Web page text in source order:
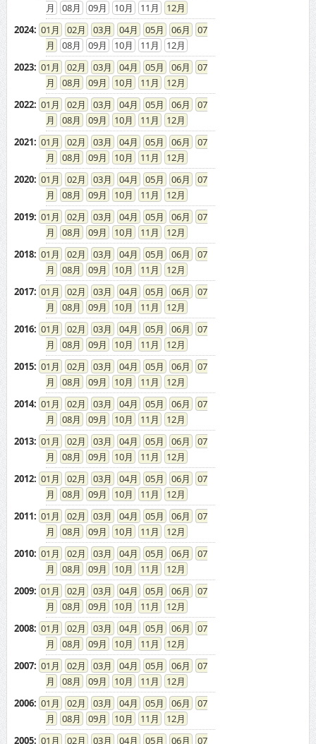
08
09 10 11
12
2024: 01 02 03 04 05 06
07
08
09 10 11
12
2023: 01 02 03 04 05 06
07
08
09 10 11
12
2022: 01 02 03 04 05 06
07
08
09 10 11
12
2021: 01 02 03 04 05 06
07
08
09 10 11
12
2020: 01 02 03 04 05 06
07
08
09 10 11
12
2019: 01 02 03 04 05 06
07
08
09 10 11
12
2018: 01 02 03 04 05 06
07
08
09 10 11
12
2017: 01 02 03 04 05 06
07
08
09 10 11
12
2016: 01 02 03 04 05 06
07
08
09 10 11
12
2015: 01 02 03 04 05 06
07
08
09 10 11
12
2014: 01 02 03 04 05 06
07
08
09 10 11
12
2013: 01 02 03 04 05 06
07
08
09 10 11
12
2012: 01 02 03 04 05 06
07
08
09 10 11
12
2011: 01 02 03 04 05 06
07
08
09 10 11
12
2010: 01 02 03 04 05 06
07
08
09 10 11
12
2009: 01 02 03 04 05 06
07
08
09 10 11
12
2008: 01 02 03 04 05 06
07
08
09 10 11
12
2007: 01 02 03 04 05 06
07
08
09 10 11
12
2006: 01 02 03 04 05 06
07
08
09 10 11
12
2005: 01 02 03 04 05 06
07